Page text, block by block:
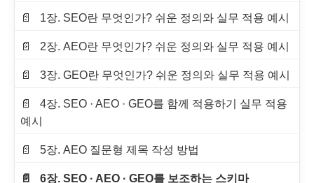
1장. SEO란 무엇인가? 쉬운 정의와 실무 적용 예시
2장. AEO란 무엇인가? 쉬운 정의와 실무 적용 예시
3장. GEO란 무엇인가? 쉬운 정의와 실무 적용 예시
4장. SEO · AEO · GEO를 함께 적용하기 실무 적용
예시
5장. AEO 질문형 제목 작성 방법
6장. SEO · AEO · GEO를 보조하는 스키마